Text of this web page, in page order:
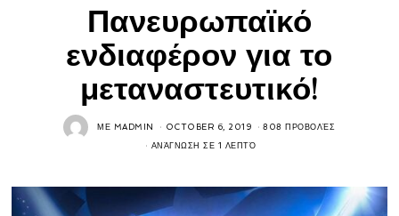
Πανευρωπαϊκό
ενδιαφέρον για το
μεταναστευτικό!
ΜΕ MADMIN OCTOBER 6, 2019 808 ΠΡΟΒΟΛΈΣ
ΑΝΆΓΝΩΣΗ ΣΕ 1 ΛΕΠΤΌ